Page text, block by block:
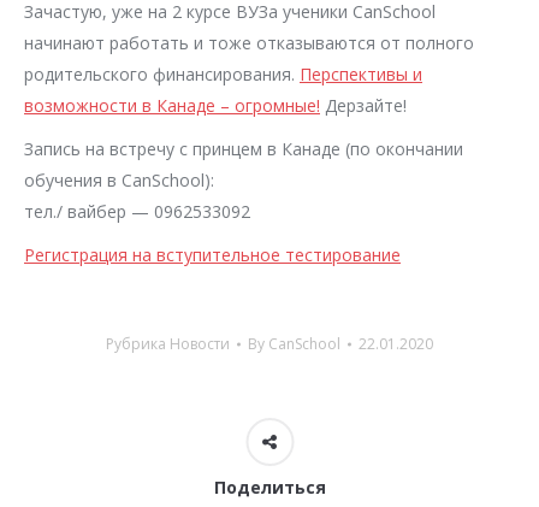
Зачастую, уже на 2 курсе ВУЗа ученики CanSchool
начинают работать и тоже отказываются от полного
родительского финансирования. Перспективы и
возможности в Канаде – огромные! Дерзайте!
Запись на встречу с принцем в Канаде (по окончании
обучения в CanSchool):
тел./ вайбер — 0962533092
Регистрация на вступительное тестирование
Рубрика Новости By CanSchool 22.01.2020
Поделиться